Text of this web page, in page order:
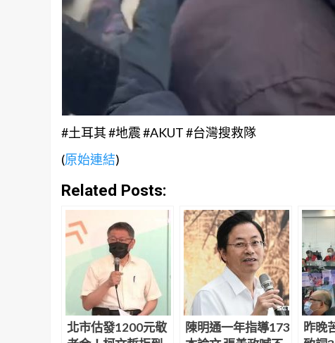
#土耳其 #地震 #AKUT #台灣搜救隊
(原始連結)
Related Posts:
北市估發1200元敬
陳明通一年指導173
昨晚